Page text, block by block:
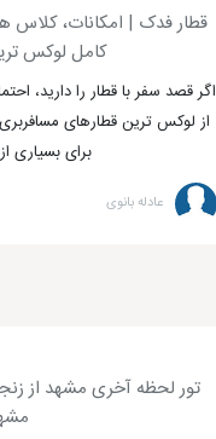
قطار فدک | امکانات، کلاس
کامل لوکس
اگر قصد سفر با قطار را دارید،
از لوکس ترین قطارهای
برای بسیاری
عادله بانوی
تور لحظه آخری مشهد از